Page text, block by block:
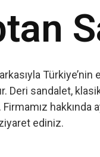
Deri sandalet,
hakkında
ediniz.